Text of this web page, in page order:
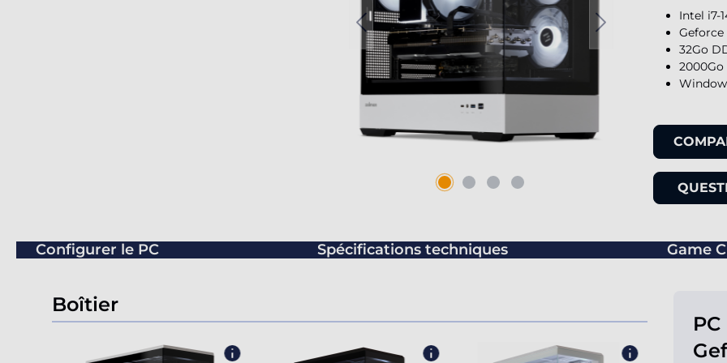
Intel i7-
Geforce
32Go
2000Go
Configurer le PC Spécifications techniques Game
Boîtier